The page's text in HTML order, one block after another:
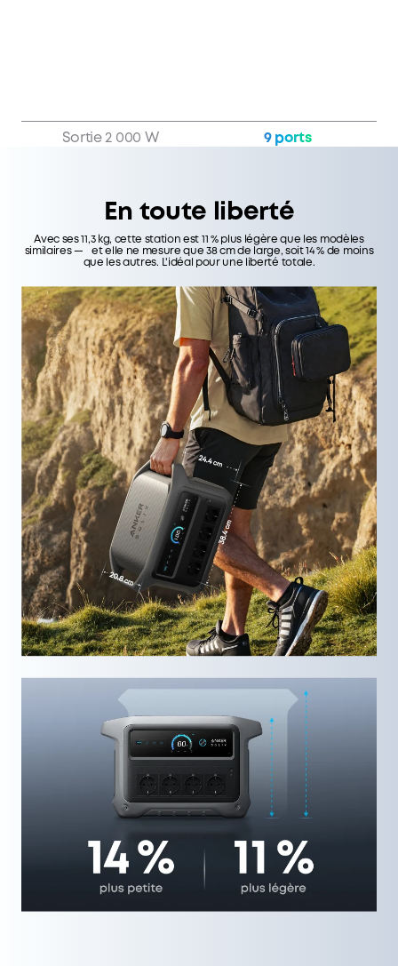
Sortie 2 000 W 9 ports
En toute liberté
Avec ses 11,3 kg, cette station est 11 % plus légère que les modèles
similaires — et elle ne mesure que 38 cm de large, soit 14 % de moins
que les autres. L'idéal pour une liberté totale.